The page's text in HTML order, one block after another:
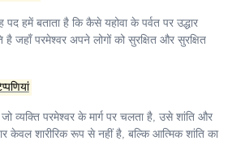
हमें बताता है कि कैसे यहोवा के पर्वत पर उद्धार
है जहाँ परमेश्वर अपने लोगों को सुरक्षित और सुरक्षित
जो व्यक्ति परमेश्वर के मार्ग पर चलता है, उसे शांति और
केवल शारीरिक रूप से नहीं है, बल्कि आत्मिक शांति का